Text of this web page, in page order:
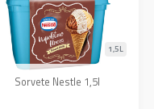
Sorvete Nestle 1,5l
1,5L